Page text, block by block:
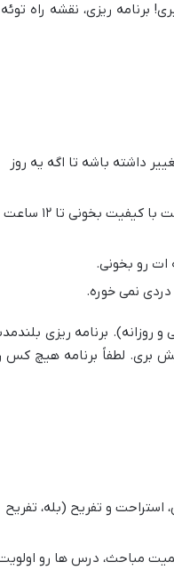
برنامه ریزی، نقشه راه
داشته باشه تا اگه یه روز
نگو روزی ۱۶ ساعت درس می خونم! واقع بین باش. بهتره روزی ۶ ساعت با کیفیت بخونی تا ۱۲ ساعت
رو بخونی.
نمی خوره.
روزانه). برنامه ریزی
بری. لطفاً برنامه هیچ کس
و تفریح (بله، تفریح
مباحث، درس ها رو